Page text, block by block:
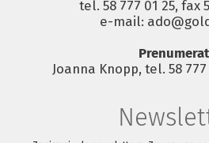
tel. 58 777 01 25, fax
e-mail:
Joanna Knopp, tel. 58